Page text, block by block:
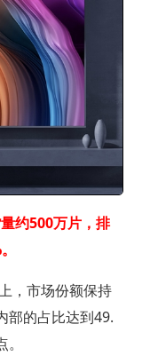
约500万片，排
，市场份额保持
部的占比达到49.